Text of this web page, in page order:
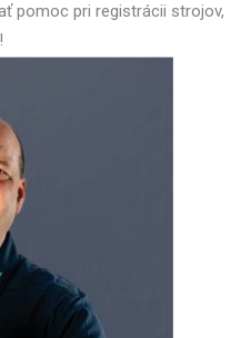
pomoc pri registrácii strojov,